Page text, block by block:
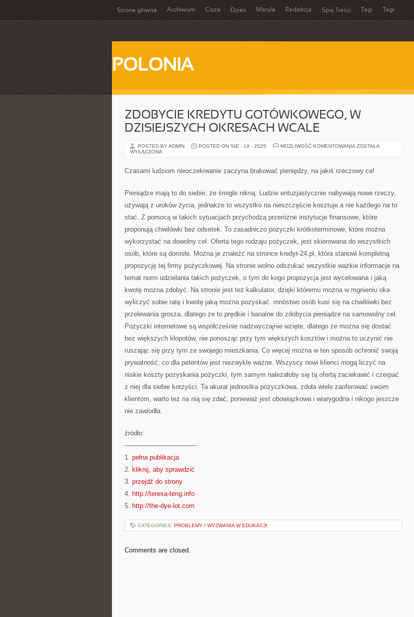
Strona główna Archiwum Cisza Dzień Maryla Redakcja Spis Treści Tagi Tagi
POLONIA
ZDOBYCIE KREDYTU GOTÓWKOWEGO, W
DZISIEJSZYCH OKRESACH WCALE
POSTED BY ADMIN POSTED ON SIE - 19 - 2025 MOŻLIWOŚĆ KOMENTOWANIA ZDOBYCIE
DZISIEJSZYCH
OKRESACH
ZOSTAŁA
WYŁĄCZONA
Czasami ludziom nieoczekiwanie zaczyna brakować pieniędzy, na jakiś rzeczowy cel
Pieniądze mają to do siebie, że śmigle nikną. Ludzie entuzjastycznie nabywają nowe rzeczy,
używają z uroków życia, jednakże to wszystko na nieszczęście kosztuje a nie każdego na to
stać. Z pomocą w takich sytuacjach przychodzą przeróżne instytucje finansowe, które
proponują chwilówki bez odsetek. To zasadniczo pożyczki krótkoterminowe, które można
wykorzystać na dowolny cel. Oferta tego rodzaju pożyczek, jest skierowana do wszystkich
osób, które są dorosłe. Można je znaleźć na stronce kredyt-24.pl, która stanowi kompletną
propozycję tej firmy pożyczkowej. Na stronie wolno odszukać wszystkie ważkie informacje na
temat norm udzielania takich pożyczek, o tym do kogo propozycja jest wycelowana i jaką
kwotę można zdobyć. Na stronie jest też kalkulator, dzięki któremu można w mgnieniu oka
wyliczyć sobie ratę i kwotę jaką można pozyskać. mnóstwo osób kusi się na chwilówki bez
przelewania grosza, dlatego że to prędkie i banalne do zdobycia pieniądze na samowolny cel.
Pożyczki internetowe są współcześnie nadzwyczajnie wzięte, dlatego że można się dostać
bez większych kłopotów, nie ponosząc przy tym większych kosztów i można to uczynić nie
ruszając się przy tym ze swojego mieszkania. Co więcej można w ten sposób ochronić swoją
prywatność, co dla petentów jest niezwykle ważne. Wszyscy nowi klienci mogą liczyć na
niskie koszty pozyskania pożyczki, tym samym należałoby się tą ofertą zaciekawić i czerpać
z niej dla siebie korzyści. Ta akurat jednostka pożyczkowa, zdoła wiele zaoferować swoim
klientom, warto też na nią się zdać, ponieważ jest obowiązkowa i wiarygodna i nikogo jeszcze
nie zawiodła.
źródło:
———————————
1. pełna publikacja
2. kliknij, aby sprawdzić
3. przejdź do strony
4. http://teresa-teng.info
5. http://the-dye-lot.com
CATEGORIES: PROBLEMY I WYZWANIA W EDUKACJI
Comments are closed.